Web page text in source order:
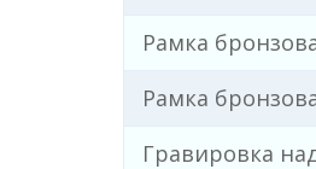
Рамка
Рамка
Гравировка